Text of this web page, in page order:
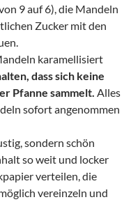
9 auf 6), die Mandeln
Zucker mit den
karamellisiert
dass sich keine
Pfanne sammelt. Alles
sofort angenommen
sondern schön
so weit und locker
verteilen, die
vereinzeln und